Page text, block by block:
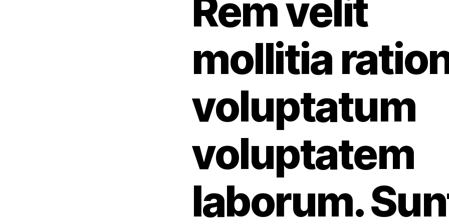
Rem velit
mollitia
voluptatum
voluptatem
laborum.